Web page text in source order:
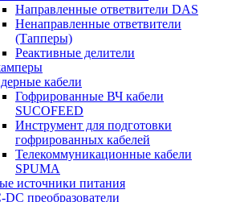
Направленные ответвители DAS
Ненаправленные ответвители
(Тапперы)
Реактивные делители
кабели
Гофрированные ВЧ кабели
SUCOFEED
Инструмент для подготовки
гофрированных кабелей
Телекоммуникационные кабели
SPUMA
источники питания
DC преобразователи